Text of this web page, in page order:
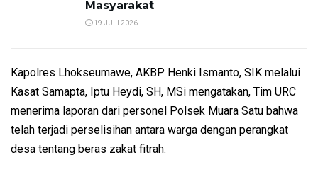
Masyarakat
19 JULI 2026
Kapolres Lhokseumawe, AKBP Henki Ismanto, SIK melalui
Kasat Samapta, Iptu Heydi, SH, MSi mengatakan, Tim URC
menerima laporan dari personel Polsek Muara Satu bahwa
telah terjadi perselisihan antara warga dengan perangkat
desa tentang beras zakat fitrah.